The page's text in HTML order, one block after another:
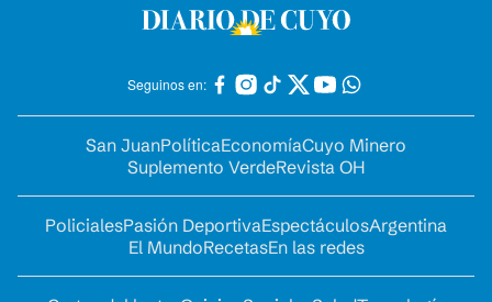
Seguinos en:
San JuanPolíticaEconomíaCuyo Minero
Suplemento VerdeRevista OH
PolicialesPasión DeportivaEspectáculosArgentina
El MundoRecetasEn las redes